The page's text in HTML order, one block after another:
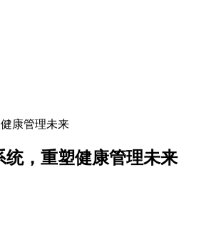
康管理未来
，重塑健康管理未来